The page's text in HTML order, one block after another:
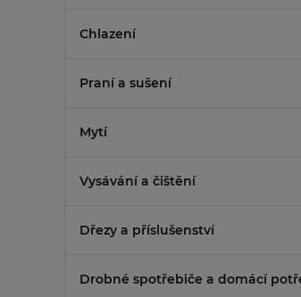
Chlazení
Praní a sušení
Mytí
Vysávání a čištění
Dřezy a příslušenství
Drobné spotřebiče a domácí